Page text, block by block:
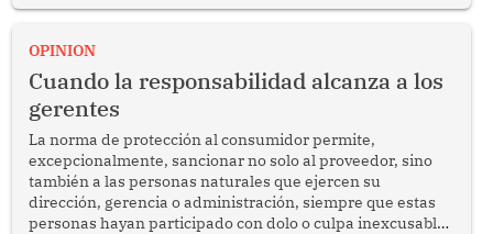
enfrenta desafíos en materia de desarrollo, cohesión
OPINION
Cuando la responsabilidad alcanza a los
gerentes
La norma de protección al consumidor permite,
excepcionalmente, sancionar no solo al proveedor, sino
también a las personas naturales que ejercen su
dirección, gerencia o administración, siempre que estas
personas hayan participado con dolo o culpa inexcusable